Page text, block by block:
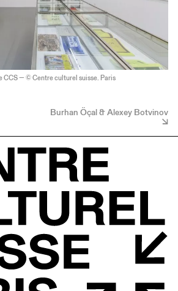
CCS — © Centre culturel suisse. Paris
Burhan Öçal & Alexey Botvinov